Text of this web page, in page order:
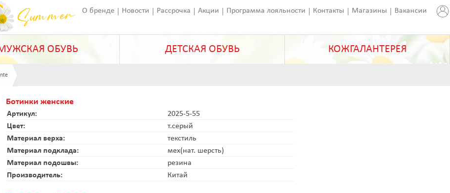
О бренде Новости Рассрочка Акции Программа лояльности Контакты Магазины Вакансии
ОБУВЬ ДЕТСКАЯ ОБУВЬ КОЖГАЛАНТЕРЕЯ
Ботинки женские
Артикул:
2025-5-55
Цвет:
т.серый
Материал верха:
текстиль
Материал подклада:
мех(нат. шерсть)
Материал подошвы:
резина
Производитель:
Китай